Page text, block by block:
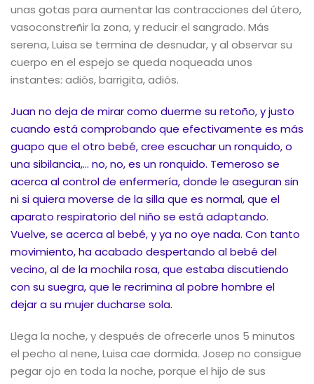
unas gotas para aumentar las contracciones del útero,
vasoconstreñir la zona, y reducir el sangrado. Más
serena, Luisa se termina de desnudar, y al observar su
cuerpo en el espejo se queda noqueada unos
instantes: adiós, barrigita, adiós.
Juan no deja de mirar como duerme su retoño, y justo
cuando está comprobando que efectivamente es más
guapo que el otro bebé, cree escuchar un ronquido, o
una sibilancia,… no, no, es un ronquido. Temeroso se
acerca al control de enfermería, donde le aseguran sin
ni si quiera moverse de la silla que es normal, que el
aparato respiratorio del niño se está adaptando.
Vuelve, se acerca al bebé, y ya no oye nada. Con tanto
movimiento, ha acabado despertando al bebé del
vecino, al de la mochila rosa, que estaba discutiendo
con su suegra, que le recrimina al pobre hombre el
dejar a su mujer ducharse sola.
Llega la noche, y después de ofrecerle unos 5 minutos
el pecho al nene, Luisa cae dormida. Josep no consigue
pegar ojo en toda la noche, porque el hijo de sus